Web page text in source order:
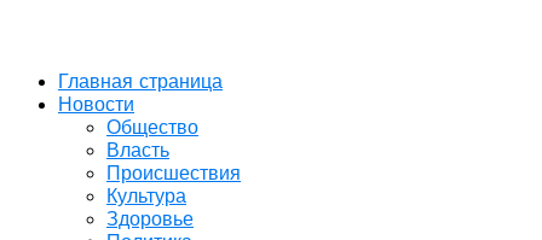
Главная страница
Новости
Общество
Власть
Происшествия
Культура
Здоровье